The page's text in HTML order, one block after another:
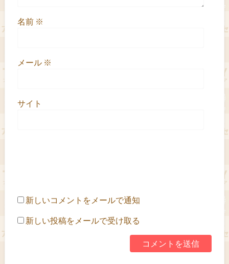
名前 ※
メール ※
サイト
新しいコメントをメールで通知
新しい投稿をメールで受け取る